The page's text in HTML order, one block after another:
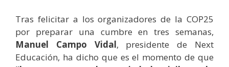
Tras felicitar a los organizadores de la COP25
por preparar una cumbre en tres semanas,
Manuel Campo Vidal, presidente de Next
Educación, ha dicho que es el momento de que